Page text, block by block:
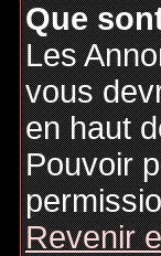
Que
Les
vous
en haut
Pouvoir
Revenir